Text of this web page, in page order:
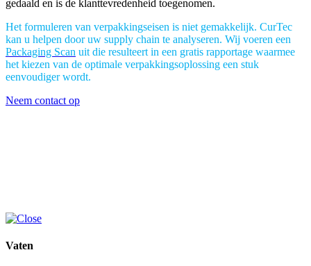
gedaald en is de klanttevredenheid toegenomen.
Het formuleren van verpakkingseisen is niet gemakkelijk. CurTec
kan u helpen door uw supply chain te analyseren. Wij voeren een
Packaging Scan uit die resulteert in een gratis rapportage waarmee
het kiezen van de optimale verpakkingsoplossing een stuk
eenvoudiger wordt.
Neem contact op
Vaten